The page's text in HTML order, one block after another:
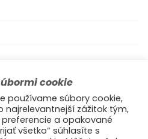
cookie
používame súbory cookie,
zážitok tým,
a opakované
všetko“ súhlasíte s